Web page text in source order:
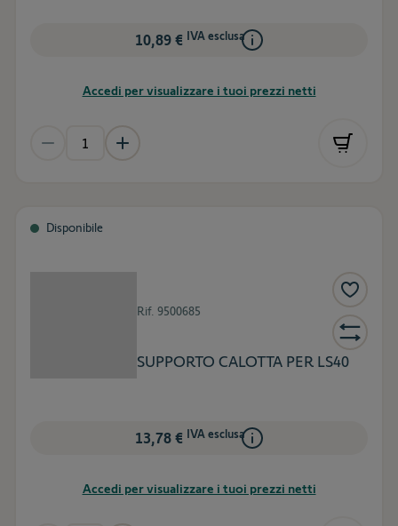
10,89 € IVA esclusa
Accedi per visualizzare i tuoi prezzi netti
Disponibile
Rif. 9500685
SUPPORTO CALOTTA PER LS40
13,78 € IVA esclusa
Accedi per visualizzare i tuoi prezzi netti